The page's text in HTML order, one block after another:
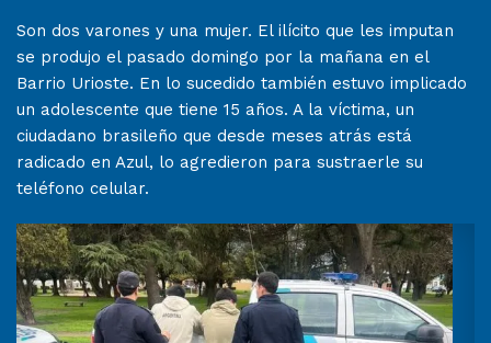
Son dos varones y una mujer. El ilícito que les imputan
se produjo el pasado domingo por la mañana en el
Barrio Urioste. En lo sucedido también estuvo implicado
un adolescente que tiene 15 años. A la víctima, un
ciudadano brasileño que desde meses atrás está
radicado en Azul, lo agredieron para sustraerle su
teléfono celular.